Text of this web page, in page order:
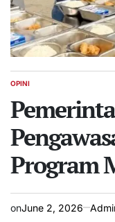
POSTED
OPINI
Program
onJune 2, 2026